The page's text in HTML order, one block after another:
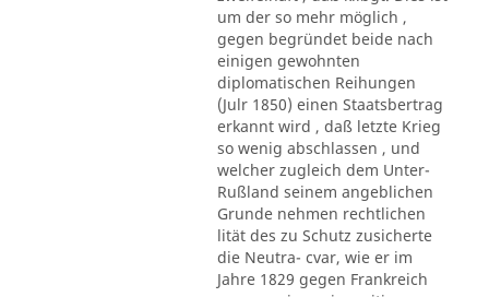
um der so mehr möglich ,
gegen begründet beide nach
einigen gewohnten
diplomatischen Reihungen
(Julr 1850) einen Staatsbertrag
erkannt wird , daß letzte Krieg
so wenig abschlassen , und
welcher zugleich dem Unter-
Rußland seinem angeblichen
Grunde nehmen rechtlichen
lität des zu Schutz zusicherte
die Neutra- cvar, wie er im
Jahre 1829 gegen Frankreich